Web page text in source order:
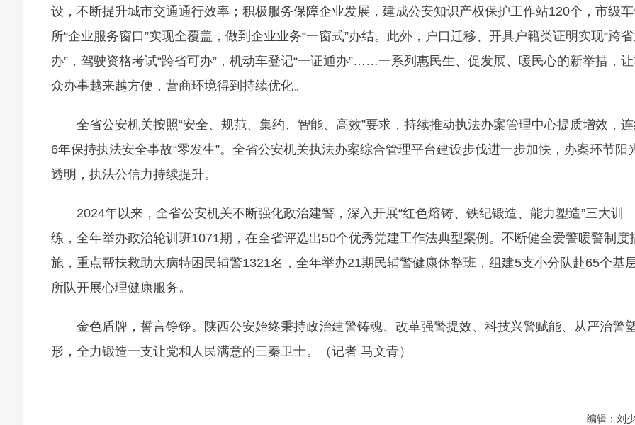
设，不断提升城市交通通行效率；积极服务保障企业发展，建成公安知识产权保护工作站120个，市级
所“企业服务窗口”实现全覆盖，做到企业业务“一窗式”办结。此外，户口迁移、开具户籍类证明实现“跨省
办”，驾驶资格考试“跨省可办”，机动车登记“一证通办”……一系列惠民生、促发展、暖民心的新举措，
众办事越来越方便，营商环境得到持续优化。
全省公安机关按照“安全、规范、集约、智能、高效”要求，持续推动执法办案管理中心提质增效，
6年保持执法安全事故“零发生”。全省公安机关执法办案综合管理平台建设步伐进一步加快，办案环节阳
透明，执法公信力持续提升。
2024年以来，全省公安机关不断强化政治建警，深入开展“红色熔铸、铁纪锻造、能力塑造”三大训
练，全年举办政治轮训班1071期，在全省评选出50个优秀党建工作法典型案例。不断健全爱警暖警制度
施，重点帮扶救助大病特困民辅警1321名，全年举办21期民辅警健康休整班，组建5支小分队赴65个基
所队开展心理健康服务。
金色盾牌，誓言铮铮。陕西公安始终秉持政治建警铸魂、改革强警提效、科技兴警赋能、从严治警
形，全力锻造一支让党和人民满意的三秦卫士。（记者 马文青）
编辑：刘